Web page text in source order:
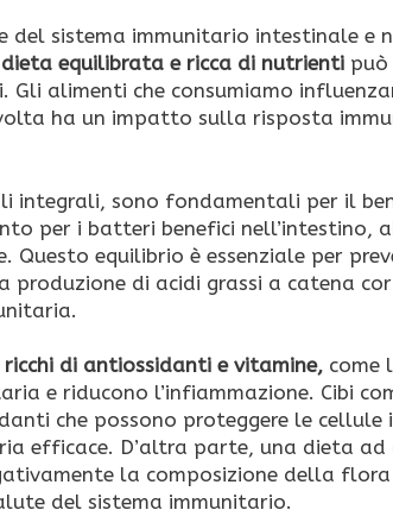
del sistema immunitario intestinale e
dieta equilibrata e ricca di nutrienti può
alimenti che consumiamo
ha un impatto sulla risposta
integrali, sono fondamentali per il
per i batteri benefici nell’intestino,
equilibrio è essenziale per
di acidi grassi a catena
di antiossidanti e vitamine, come
e riducono l’infiammazione. Cibi
che possono proteggere le
efficace. D’altra parte, una dieta
la composizione della
del sistema immunitario.